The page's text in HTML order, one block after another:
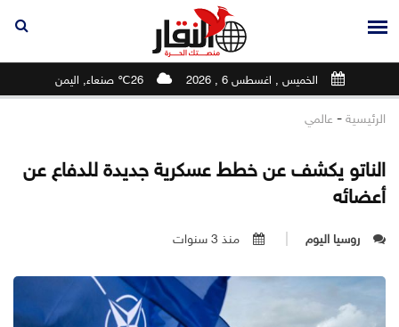
الخميس , اغسطس 6 , 2026 26℃ صنعاء, اليمن
الرئيسية - عالمي
الناتو يكشف عن خطط عسكرية جديدة للدفاع عن
أعضائه
روسيا اليوم منذ 3 سنوات